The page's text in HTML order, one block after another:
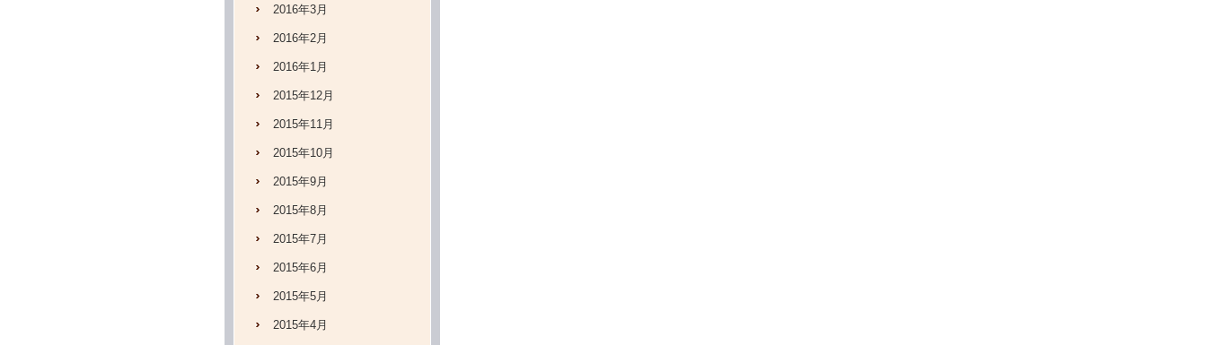
2016年3月
2016年2月
2016年1月
2015年12月
2015年11月
2015年10月
2015年9月
2015年8月
2015年7月
2015年6月
2015年5月
2015年4月